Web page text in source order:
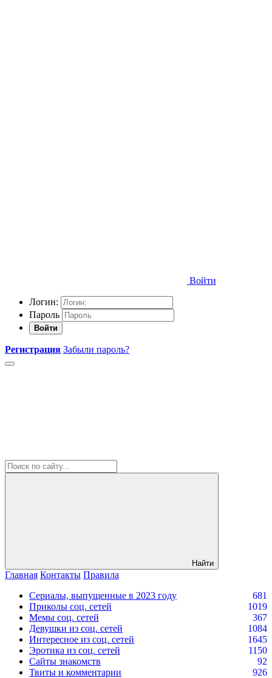
Войти
Логин:
Пароль
Войти
Регистрация Забыли пароль?
Найти
Главная Контакты Правила
Сериалы, выпущенные в 2023 году
681
Приколы соц. сетей
1019
Мемы соц. сетей
367
Девушки из соц. сетей
1084
Интересное из соц. сетей
1645
Эротика из соц. сетей
1150
Сайты знакомств
92
Твиты и комментарии
926